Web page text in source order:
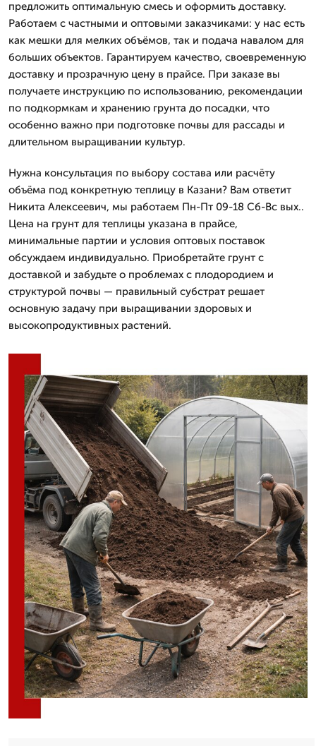
предложить оптимальную смесь и оформить доставку.
Работаем с частными и оптовыми заказчиками: у нас есть
как мешки для мелких объёмов, так и подача навалом для
больших объектов. Гарантируем качество, своевременную
доставку и прозрачную цену в прайсе. При заказе вы
получаете инструкцию по использованию, рекомендации
по подкормкам и хранению грунта до посадки, что
особенно важно при подготовке почвы для рассады и
длительном выращивании культур.
Нужна консультация по выбору состава или расчёту
объёма под конкретную теплицу в Казани? Вам ответит
Никита Алексеевич, мы работаем Пн-Пт 09-18 Сб-Вс вых..
Цена на грунт для теплицы указана в прайсе,
минимальные партии и условия оптовых поставок
обсуждаем индивидуально. Приобретайте грунт с
доставкой и забудьте о проблемах с плодородием и
структурой почвы — правильный субстрат решает
основную задачу при выращивании здоровых и
высокопродуктивных растений.